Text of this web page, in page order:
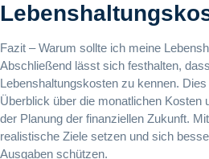
Fazit – Warum sollte ich meine
Abschließend lässt sich festhalten,
Lebenshaltungskosten zu kennen.
Überblick über die monatlichen Kosten
der Planung der finanziellen Zukunft.
realistische Ziele setzen und sich
Ausgaben schützen.